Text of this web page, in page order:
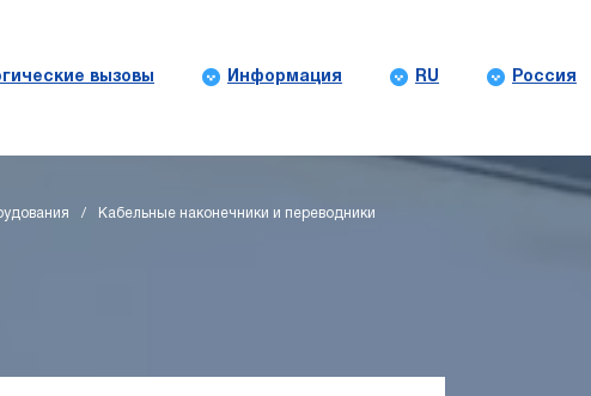
вызовы Информация RU Россия
Кабельные наконечники и переводники